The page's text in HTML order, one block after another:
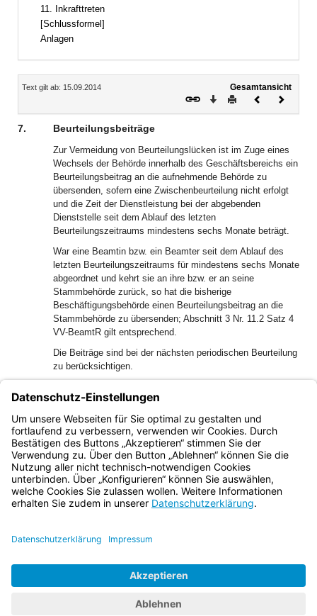
11. Inkrafttreten
[Schlussformel]
Anlagen
Inhalt
Text gilt ab: 15.09.2014
Gesamtansicht
Download
DruckenVorheriges
7. Beurteilungsbeiträge
Zur Vermeidung von Beurteilungslücken ist im Zuge eines
Wechsels der Behörde innerhalb des Geschäftsbereichs ein
Beurteilungsbeitrag an die aufnehmende Behörde zu
übersenden, sofern eine Zwischenbeurteilung nicht erfolgt
und die Zeit der Dienstleistung bei der abgebenden
Dienststelle seit dem Ablauf des letzten
Beurteilungszeitraums mindestens sechs Monate beträgt.
War eine Beamtin bzw. ein Beamter seit dem Ablauf des
letzten Beurteilungszeitraums für mindestens sechs Monate
abgeordnet und kehrt sie an ihre bzw. er an seine
Stammbehörde zurück, so hat die bisherige
Beschäftigungsbehörde einen Beurteilungsbeitrag an die
Stammbehörde zu übersenden; Abschnitt 3 Nr. 11.2 Satz 4
VV-BeamtR gilt entsprechend.
Die Beiträge sind bei der nächsten periodischen Beurteilung
zu berücksichtigen.
Vorgesetzte rechtzeitig einen Vorschlag zur Beurteilung an
die Personalstelle liefern. Nr. 2.8.7 gilt entsprechend.
Bayern.de
BayernPortal
Impressum